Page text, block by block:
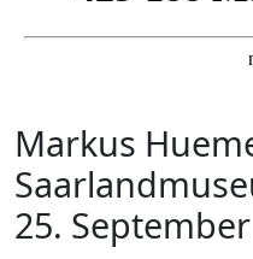
Markus
25.